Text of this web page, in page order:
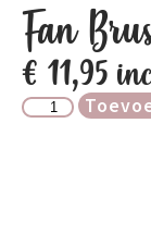
Fan
€11,95